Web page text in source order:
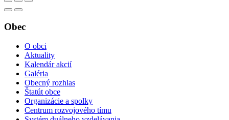
Obec
O obci
Aktuality
Kalendár akcií
Galéria
Obecný rozhlas
Štatút obce
Organizácie a spolky
Centrum rozvojového tímu